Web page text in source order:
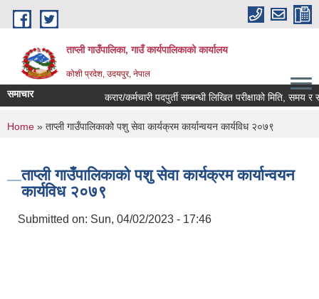
Skip to main content
ताप्ली गाउँपालिका, गाउँ कार्यपालिकाको कार्यालय
कोशी प्रदेश, उदयपुर, नेपाल
समाचार करार/कर्मचारी पदपुर्ती सम्बन्धी लिखित परीक्षाको मिति, समय र
You are here
Home » ताप्ली गाउँपालिकाको पशु सेवा कार्यक्रम कार्यान्वयन कार्यविध २०७९
ताप्ली गाउँपालिकाको पशु सेवा कार्यक्रम कार्यान्वयन
कार्यविध २०७९
Submitted on: Sun, 04/02/2023 - 17:46